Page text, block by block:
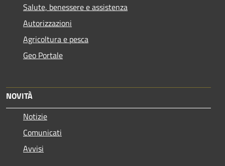
Salute, benessere e assistenza
Autorizzazioni
Agricoltura e pesca
Geo Portale
NOVITÀ
Notizie
Comunicati
Avvisi